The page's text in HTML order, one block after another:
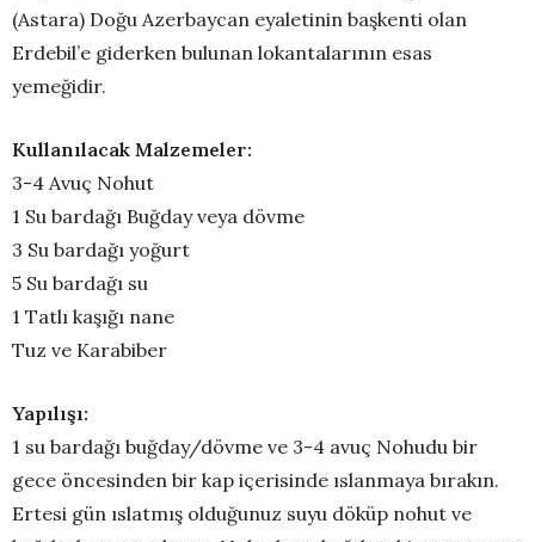
(Astara) Doğu Azerbaycan eyaletinin başkenti olan
Erdebil’e giderken bulunan lokantalarının esas
yemeğidir.
Kullanılacak Malzemeler:
3-4 Avuç Nohut
1 Su bardağı Buğday veya dövme
3 Su bardağı yoğurt
5 Su bardağı su
1 Tatlı kaşığı nane
Tuz ve Karabiber
Yapılışı:
1 su bardağı buğday/dövme ve 3-4 avuç Nohudu bir
gece öncesinden bir kap içerisinde ıslanmaya bırakın.
Ertesi gün ıslatmış olduğunuz suyu döküp nohut ve